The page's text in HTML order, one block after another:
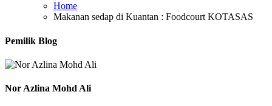
Home
Makanan sedap di Kuantan : Foodcourt KOTASAS
Pemilik Blog
Nor Azlina Mohd Ali